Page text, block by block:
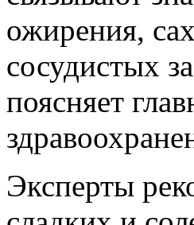
ожирения,
сосудистых
поясняет
Эксперты